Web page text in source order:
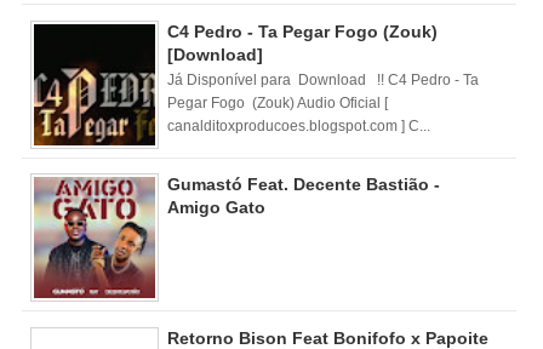
C4 Pedro - Ta Pegar Fogo (Zouk)
[Download]
Já Disponível para Download !! C4 Pedro - Ta
Pegar Fogo (Zouk) Audio Oficial [
canalditoxproducoes.blogspot.com ] C...
Gumastó Feat. Decente Bastião -
Amigo Gato
Retorno Bison Feat Bonifofo x Papoite